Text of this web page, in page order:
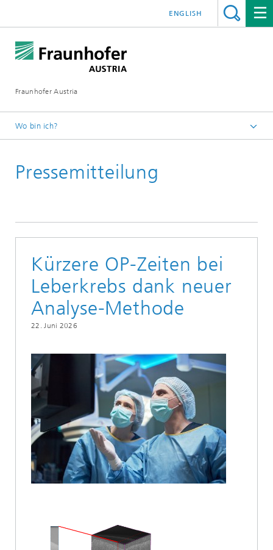
Fraunhofer Austria
ENGLISH
Wo bin ich?
Pressemitteilung
Kürzere OP-Zeiten bei
Leberkrebs dank neuer
Analyse-Methode
22. Juni 2026